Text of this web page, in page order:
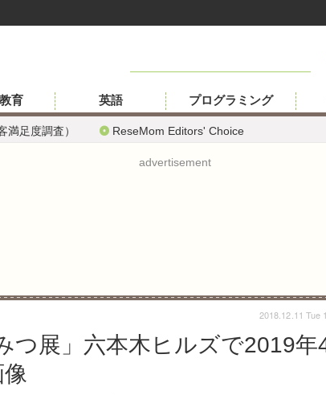
満足度調査） ReseMom Editors' Choice
育 英語 プログラミング
advertisement
つ展」六本木ヒルズで2019年
2018.12.11 Tue